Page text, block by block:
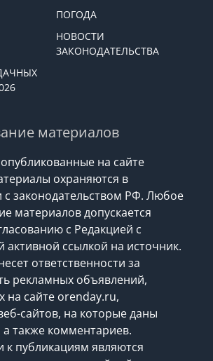
ПОГОДА
НОВОСТИ
ЗАКОНОДАТЕЛЬСТВА
материалов
на сайте
охраняются в
с законодательством РФ. Любое
материалов допускается
с Редакцией с
активной ссылкой на источник.
ответственности за
рекламных объявлений,
на сайте orenday.ru,
сайтов, на которые даны
а также комментариев.
публикациям являются